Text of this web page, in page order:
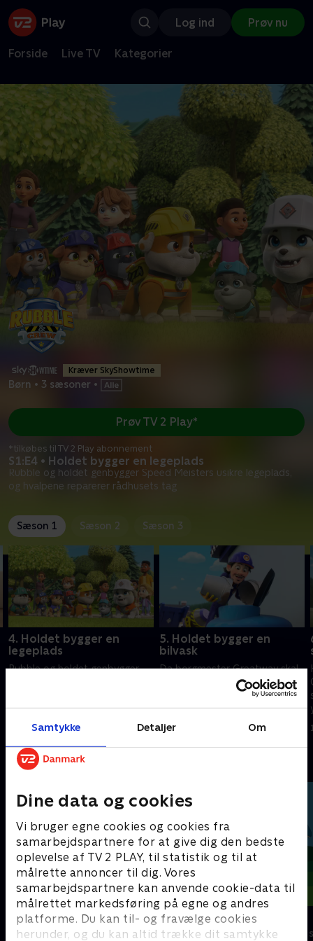
Samtykke Detaljer Om
Dine data og cookies
Vi bruger egne cookies og cookies fra
samarbejdspartnere for at give dig den bedste
oplevelse af TV 2 PLAY, til statistik og til at
målrette annoncer til dig. Vores
samarbejdspartnere kan anvende cookie-data til
målrettet markedsføring på egne og andres
platforme. Du kan til- og fravælge cookies
herunder, og du kan altid trække dit samtykke
Log ind Prøv nu
Forside Live TV Kategorier
Kræver SkyShowtime
Børn • 3 sæsoner •
S1:E4 • Holdet bygger en legeplads
Rubble og holdet genbygger Speed Meisters usikre legeplads,
og hvalpene reparerer rådhusets tag
Prøv TV 2 Play*
*tilkøbes til TV 2 Play abonnement
Sæson 1 Sæson 2 Sæson 3
4. Holdet bygger en
legeplads
Rubble og holdet genbygger
reparerer rådhusets tag
15. december 2023 • 22 min
5. Holdet bygger en
bilvask
Da borgmester Greatway skal
have renset sin mudrede
motorcykel lige før det store
løb, må Wheeler og hvalpene
hurtigt bygge en løsning.
15. december 2023 • 22 min
Andre så også
Brandmand Sam
Børneserier • 1 sæsoner
Dino Deluxe
Børneserier • 1